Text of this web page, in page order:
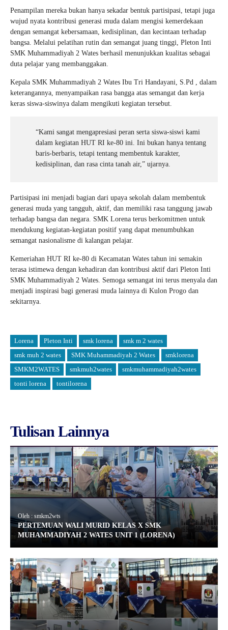
Penampilan mereka bukan hanya sekadar bentuk partisipasi, tetapi juga
wujud nyata kontribusi generasi muda dalam mengisi kemerdekaan
dengan semangat kebersamaan, kedisiplinan, dan kecintaan terhadap
bangsa. Melalui pelatihan rutin dan semangat juang tinggi, Pleton Inti
SMK Muhammadiyah 2 Wates berhasil menunjukkan kualitas sebagai
duta pelajar yang membanggakan.
Kepala SMK Muhammadiyah 2 Wates Ibu Tri Handayani, S.Pd , dalam
keterangannya, menyampaikan rasa bangga atas semangat dan kerja
keras siswa-siswinya dalam mengikuti kegiatan tersebut.
“Kami sangat mengapresiasi peran serta siswa-siswi kami
dalam kegiatan HUT RI ke-80 ini. Ini bukan hanya tentang
baris-berbaris, tetapi tentang membentuk karakter,
kedisiplinan, dan rasa cinta tanah air,” ujarnya.
Partisipasi ini menjadi bagian dari upaya sekolah dalam membentuk
generasi muda yang tangguh, aktif, dan memiliki rasa tanggung jawab
terhadap bangsa dan negara. SMK Lorena terus berkomitmen untuk
mendukung kegiatan-kegiatan positif yang dapat menumbuhkan
semangat nasionalisme di kalangan pelajar.
Kemeriahan HUT RI ke-80 di Kecamatan Wates tahun ini semakin
terasa istimewa dengan kehadiran dan kontribusi aktif dari Pleton Inti
SMK Muhammadiyah 2 Wates. Semoga semangat ini terus menyala dan
menjadi inspirasi bagi generasi muda lainnya di Kulon Progo dan
sekitarnya.
Lorena Pleton Inti smk lorena
smk m 2 wates
smk muh 2 wates
SMK Muhammadiyah 2 Wates
smklorena
SMKM2WATES
smkmuh2wates
smkmuhammadiyah2wates
tonti lorena
tontilorena
Tulisan Lainnya
Oleh : smkm2wts
PERTEMUAN WALI MURID KELAS X SMK
MUHAMMADIYAH 2 WATES UNIT 1 (LORENA)